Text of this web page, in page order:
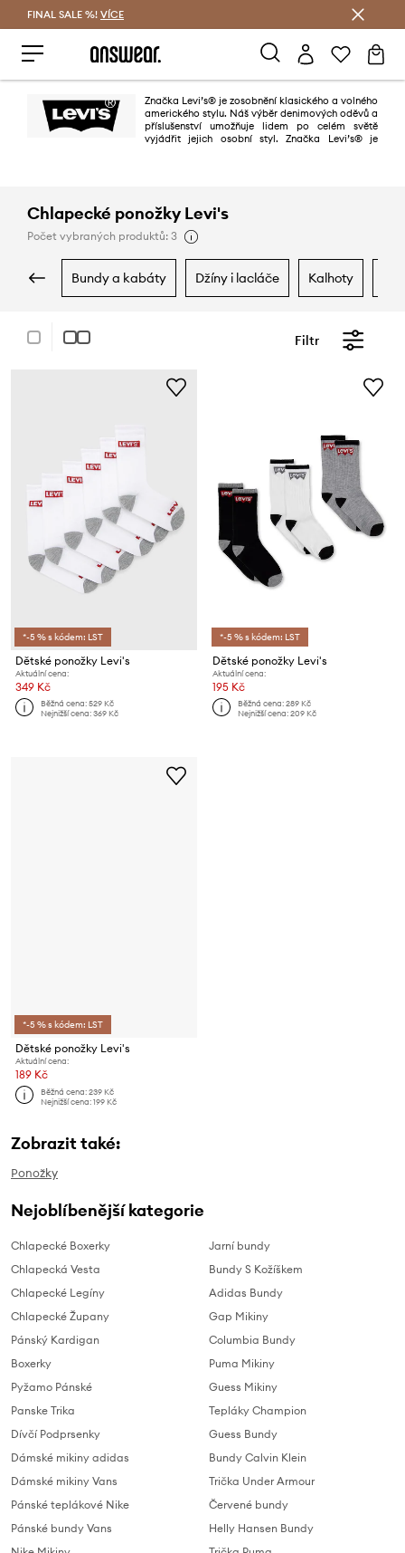
FINAL SALE %! VÍCE
Značka Levi’s® je zosobnění klasického a volného
amerického stylu. Náš výběr denimových oděvů a
příslušenství umožňuje lidem po celém světě
vyjádřit jejich osobní styl. Značka Levi’s® je
Chlapecké ponožky Levi's
Počet vybraných produktů: 3
bundy a kabáty džíny i lacláče kalhoty
Filtr
*-5 % s kódem: LST
Dětské ponožky Levi's
Aktuální cena:
349 Kč
Běžná cena:529 Kč
Nejnižší cena:369 Kč
*-5 % s kódem: LST
Dětské ponožky Levi's
Aktuální cena:
195 Kč
Běžná cena:289 Kč
Nejnižší cena:209 Kč
*-5 % s kódem: LST
Dětské ponožky Levi's
Aktuální cena:
189 Kč
Běžná cena:239 Kč
Nejnižší cena:199 Kč
Zobrazit také:
Ponožky
Nejoblíbenější kategorie
Chlapecké Boxerky
Chlapecká Vesta
Chlapecké Legíny
Chlapecké Župany
Pánský Kardigan
Boxerky
Pyžamo Pánské
Panske Trika
Dívčí Podprsenky
Dámské mikiny adidas
Dámské mikiny Vans
Pánské teplákové Nike
Pánské bundy Vans
Jarní bundy
Bundy S Kožíškem
Adidas Bundy
Gap Mikiny
Columbia Bundy
Puma Mikiny
Guess Mikiny
Tepláky Champion
Guess Bundy
Bundy Calvin Klein
Trička Under Armour
Červené bundy
Helly Hansen Bundy